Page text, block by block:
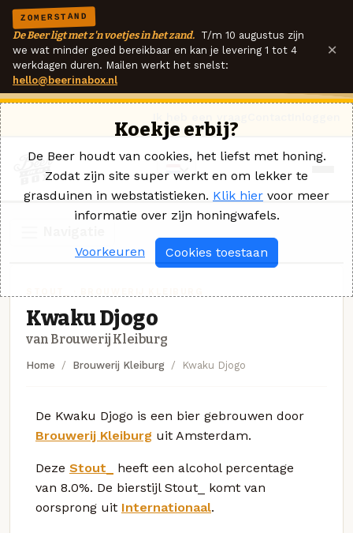
ZOMERSTAND
De Beer ligt met z'n voetjes in het zand. T/m 10 augustus zijn
we wat minder goed bereikbaar en kan je levering 1 tot 4
werkdagen duren. Mailen werkt het snelst:
hello@beerinabox.nl
×
Kwaku Djogo
van Brouwerij Kleiburg
Home Brouwerij Kleiburg Kwaku Djogo
De Kwaku Djogo is een bier gebrouwen door
Brouwerij Kleiburg uit Amsterdam.
Deze Stout_
heeft een alcohol percentage
van 8.0%. De bierstijl Stout_ komt van
oorsprong uit Internationaal.
Koekje erbij?
De Beer houdt van cookies, het liefst met honing.
Zodat zijn site super werkt en om lekker te
grasduinen in webstatistieken. Klik hier voor meer
informatie over zijn honingwafels.
Voorkeuren Cookies toestaan